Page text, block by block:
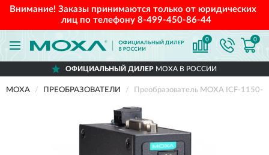
Внимание! Заказы принимаются только от юридических
лиц по телефону 8-499-450-86-44
0 0
ОФИЦИАЛЬНЫЙ ДИЛЕРMOXA В РОССИИ
MOXA ПРЕОБРАЗОВАТЕЛИ Преобразователь MOXA ICF-1150-